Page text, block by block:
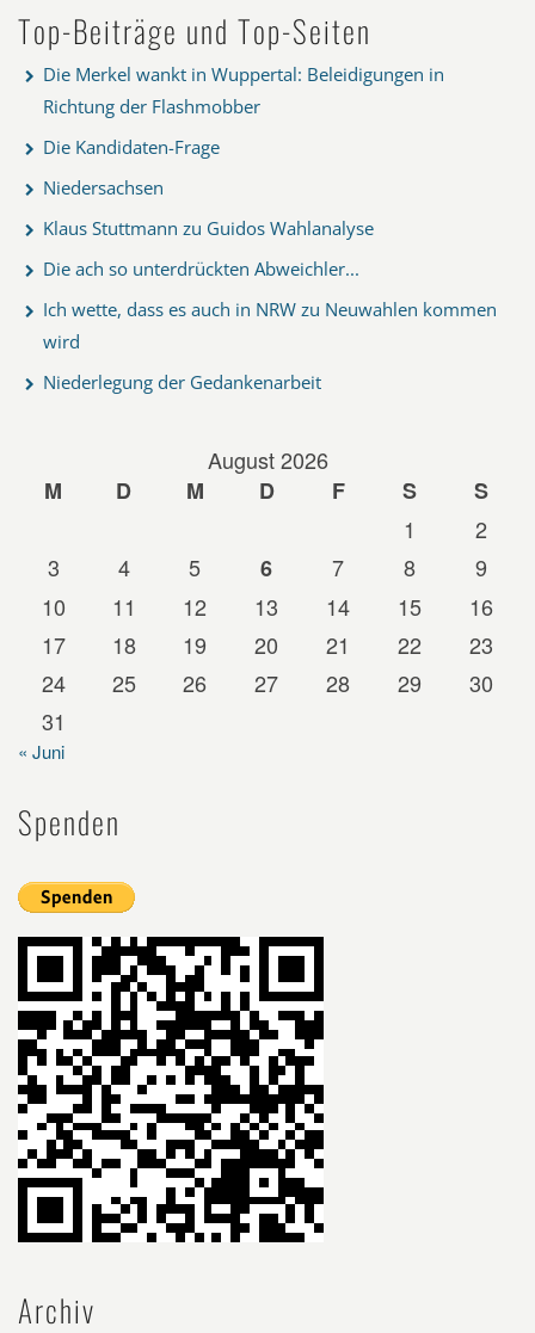
Top-Beiträge und Top-Seiten
Die Merkel wankt in Wuppertal: Beleidigungen in
Richtung der Flashmobber
Die Kandidaten-Frage
Niedersachsen
Klaus Stuttmann zu Guidos Wahlanalyse
Die ach so unterdrückten Abweichler...
Ich wette, dass es auch in NRW zu Neuwahlen kommen
wird
Niederlegung der Gedankenarbeit
August 2026
M
D M D F S
S
1
2
3
4 5 6 7 8
9
10
11 12 13 14 15
16
17
18 19 20 21 22
23
24
25 26 27 28 29
30
31
« Juni
Spenden
Archiv